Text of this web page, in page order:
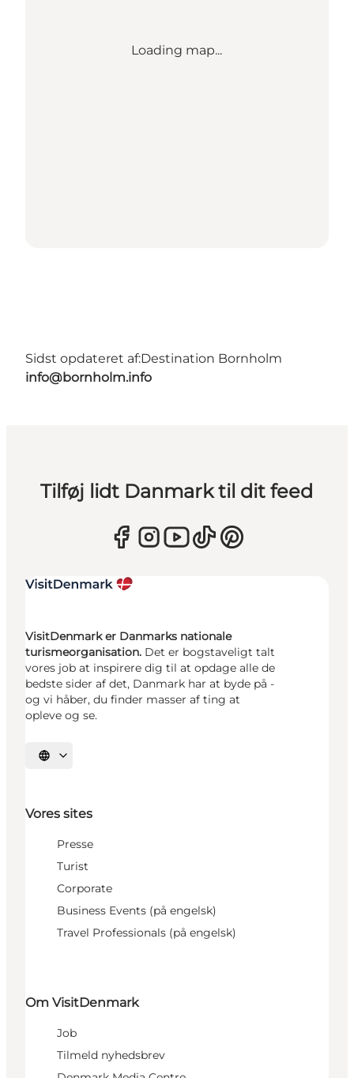
Loading map...
Sidst opdateret af:Destination Bornholm
info@bornholm.info
Tilføj lidt Danmark til dit feed
VisitDenmark er Danmarks nationale
turismeorganisation. Det er bogstaveligt talt
vores job at inspirere dig til at opdage alle de
bedste sider af det, Danmark har at byde på -
og vi håber, du finder masser af ting at
opleve og se.
Vælg sprog
Vores sites
Presse
Turist
Corporate
Business Events (på engelsk)
Travel Professionals (på engelsk)
Om VisitDenmark
Job
Tilmeld nyhedsbrev